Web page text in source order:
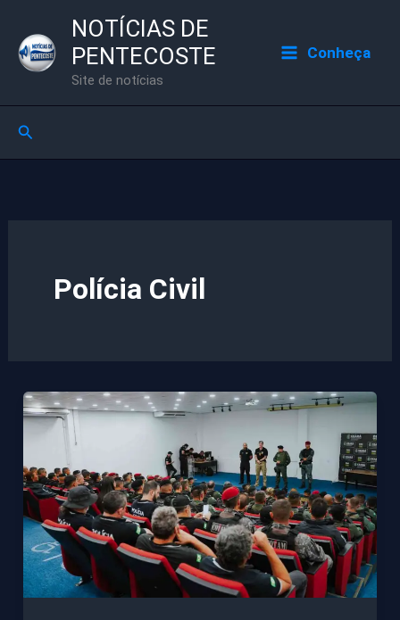
para
NOTÍCIAS DE
PENTECOSTE
Site de notícias
Conheça
Pesquisar
Polícia Civil